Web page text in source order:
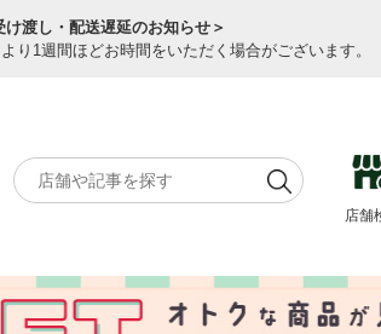
渡し・配送遅延のお知らせ＞
り1週間ほどお時間をいただく場合がございます。
店舗